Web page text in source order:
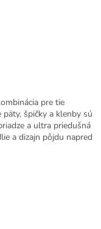
pre tie
päty, špičky a klenby sú
a ultra priedušná
a dizajn pôjdu napred